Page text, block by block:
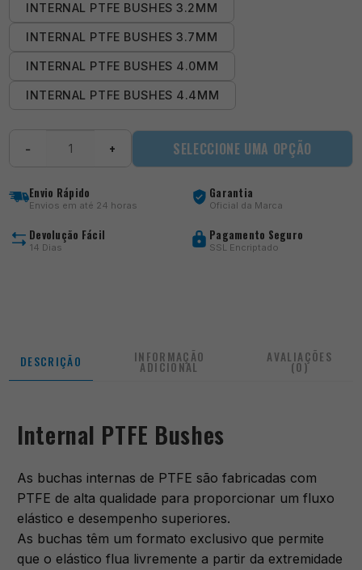
INTERNAL PTFE BUSHES 3.2MM
INTERNAL PTFE BUSHES 3.7MM
INTERNAL PTFE BUSHES 4.0MM
INTERNAL PTFE BUSHES 4.4MM
Bushes
− + SELECCIONE UMA OPÇÃO
Envio Rápido
Envios em até 24 horas
Garantia
Oficial da Marca
Devolução Fácil
14 Dias
Pagamento Seguro
SSL Encriptado
DESCRIÇÃO INFORMAÇÃO
ADICIONAL
AVALIAÇÕES
(0)
Internal PTFE Bushes
As buchas internas de PTFE são fabricadas com
PTFE de alta qualidade para proporcionar um fluxo
elástico e desempenho superiores.
As buchas têm um formato exclusivo que permite
que o elástico flua livremente a partir da extremidade